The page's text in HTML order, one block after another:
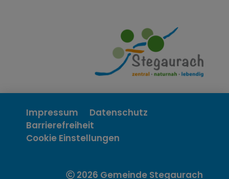
Impressum
Datenschutz
Barrierefreiheit
Cookie Einstellungen
2026 Gemeinde Stegaurach